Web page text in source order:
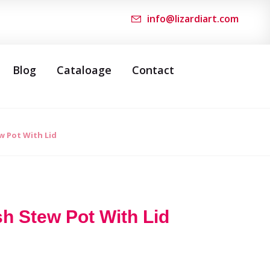
info@lizardiart.com
Blog Cataloage Contact
Pot With Lid
Stew Pot With Lid